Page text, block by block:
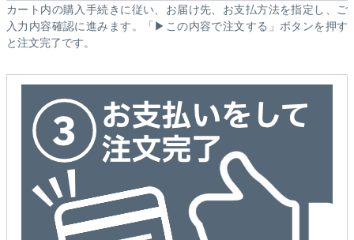
カート内の購入手続きに従い、お届け先、お支払方法を指定し、ご
入力内容確認に進みます。「▶この内容で注文する」ボタンを押す
と注文完了です。